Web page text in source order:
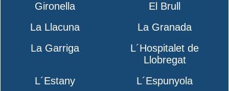
Gironella
El Brull
La Llacuna
La Granada
La Garriga
L´Hospitalet de
Llobregat
L´Estany
L´Espunyola